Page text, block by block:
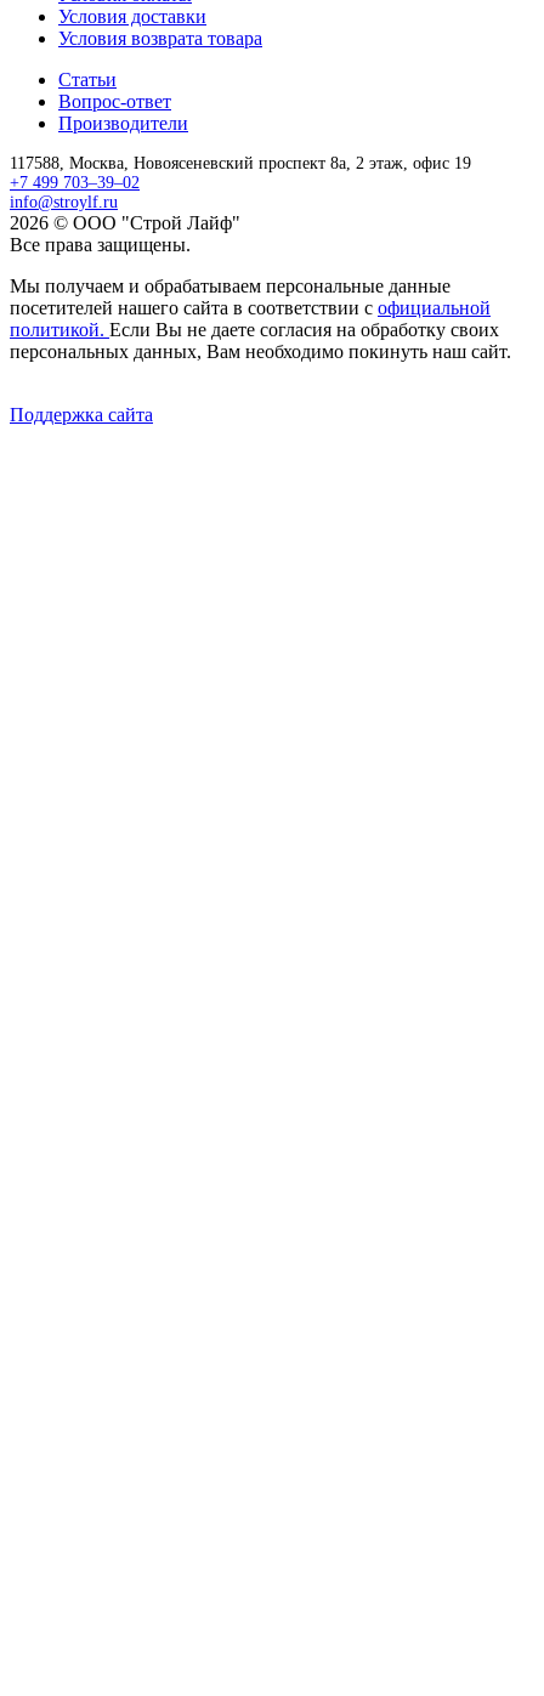
Условия доставки
Условия возврата товара
Статьи
Вопрос-ответ
Производители
117588, Москва, Новоясеневский проспект 8а, 2 этаж, офис 19
+7 499 703–39–02
info@stroylf.ru
2026 © ООО "Строй Лайф"
Все права защищены.
Мы получаем и обрабатываем персональные данные
посетителей нашего сайта в соответствии с официальной
политикой. Если Вы не даете согласия на обработку своих
персональных данных, Вам необходимо покинуть наш сайт.
Поддержка сайта